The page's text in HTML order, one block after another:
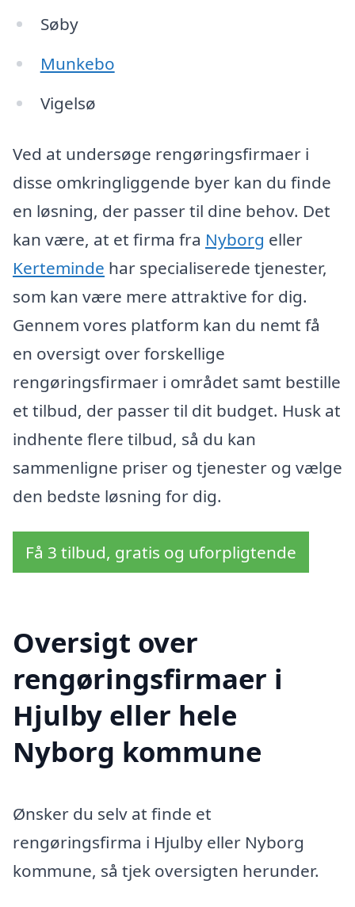
Søby
Munkebo
Vigelsø
Ved at undersøge rengøringsfirmaer i
disse omkringliggende byer kan du finde
en løsning, der passer til dine behov. Det
kan være, at et firma fra Nyborg eller
Kerteminde har specialiserede tjenester,
som kan være mere attraktive for dig.
Gennem vores platform kan du nemt få
en oversigt over forskellige
rengøringsfirmaer i området samt bestille
et tilbud, der passer til dit budget. Husk at
indhente flere tilbud, så du kan
sammenligne priser og tjenester og vælge
den bedste løsning for dig.
Få 3 tilbud, gratis og uforpligtende
Oversigt over
rengøringsfirmaer i
Hjulby eller hele
Nyborg kommune
Ønsker du selv at finde et
rengøringsfirma i Hjulby eller Nyborg
kommune, så tjek oversigten herunder.